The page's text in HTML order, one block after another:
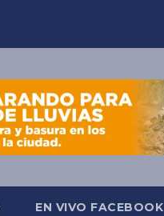
EN VIVO FACEBOOK